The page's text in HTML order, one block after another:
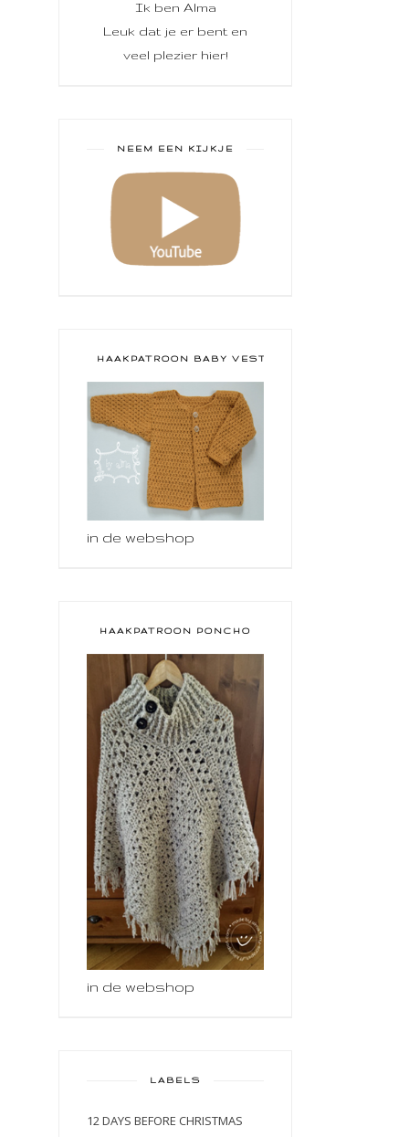
Ik ben Alma
Leuk dat je er bent en
veel plezier hier!
NEEM EEN KIJKJE
HAAKPATROON BABY VESTJE
in de webshop
HAAKPATROON PONCHO
in de webshop
LABELS
12 DAYS BEFORE CHRISTMAS